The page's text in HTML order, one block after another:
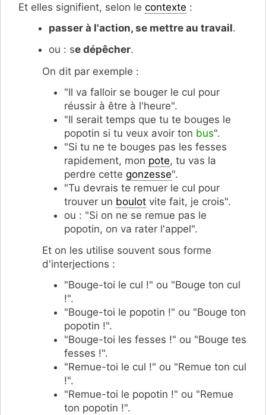
Et elles signifient, selon le contexte :
passer à l'action, se mettre au travail.
ou : se dépêcher.
On dit par exemple :
"Il va falloir se bouger le cul pour
réussir à être à l'heure".
"Il serait temps que tu te bouges le
popotin si tu veux avoir ton bus".
"Si tu ne te bouges pas les fesses
rapidement, mon pote, tu vas la
perdre cette gonzesse".
"Tu devrais te remuer le cul pour
trouver un boulotvite fait, je crois".
ou : "Si on ne se remue pas le
popotin, on va rater l'appel".
Et on les utilise souvent sous forme
d'interjections :
"Bouge-toi le cul !" ou "Bouge ton cul
!".
"Bouge-toi le popotin !" ou "Bouge ton
popotin !".
"Bouge-toi les fesses !" ou "Bouge tes
fesses !".
"Remue-toi le cul !" ou "Remue ton cul
!".
"Remue-toi le popotin !" ou "Remue
ton popotin !".